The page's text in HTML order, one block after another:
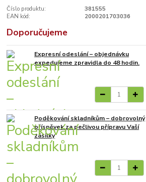
Číslo produktu:
381555
EAN kód:
2000201703036
Doporučujeme
Expresní odeslání – objednávku
expedujeme zpravidla do 48 hodin.
Poděkování skladníkům – dobrovolný
příspěvek za pečlivou přípravu Vaší
zásilky